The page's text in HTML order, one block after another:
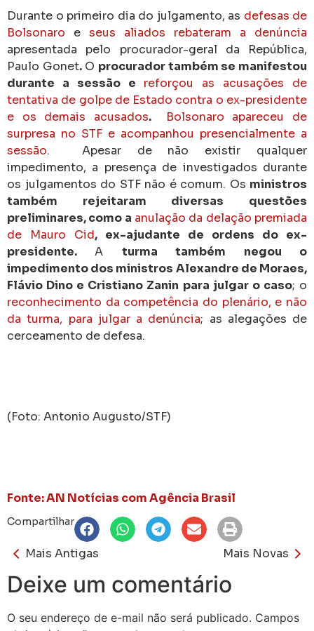
Durante o primeiro dia do julgamento, as defesas de
Bolsonaro e seus aliados rebateram a denúncia
apresentada pelo procurador-geral da República,
Paulo Gonet.O procurador também se manifestou
durante a sessão e reforçou as acusações de
tentativa de golpe de Estado contra o ex-presidente
e os demais acusados.
Bolsonaro apareceu de
surpresa no STF e acompanhou presencialmente a
sessão. Apesar de não existir qualquer
impedimento, a presença de investigados durante
os julgamentos do STF não é comum. Os ministros
também rejeitaram diversas questões
preliminares, como a anulação da delação premiada
de Mauro Cid, ex-ajudante de ordens do ex-
presidente.A turma também negou o
impedimento dos ministros Alexandre de Moraes,
Flávio Dino e Cristiano Zanin para julgar o caso; o
reconhecimento da competência do plenário, e não
da turma, para julgar a denúncia; as alegações de
cerceamento de defesa.
(Foto: Antonio Augusto/STF)
Fonte: AN Notícias com Agência Brasil
Compartilhar
Mais Antigas Mais Novas
Deixe um comentário
O seu endereço de e-mail não será publicado. Campos